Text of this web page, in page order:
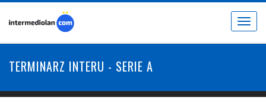
Toggle
TERMINARZ INTERU - SERIE A